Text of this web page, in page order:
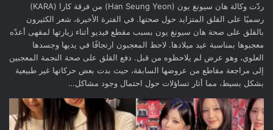
ردّت وكالة هان سيونغ يون (Han Seung Yeon) من فرقة كارا (KARA)
رسميًا على القلق المتزايد حول صحتها. في الفترة الأخيرة، شعر الكثيرون
بالقلق على صحة هان سيونغ يون بسبب مقطع فيديو أثناء زيارتها لمقهى أعدّه
معجبوها بمناسبة عيد ميلادها. لاحظ المعجبون ارتجافًا في يديها وجسدها
العلوي، وهو عرض لم يلاحظوه من قبل. دفع القلق على صحة النجمة المعجبين
إلى مراجعة مقاطع من عروضها السابقة، حيث بدت بعض حركاتها غير طبيعية
بشكل بسيط، مما أثار تساؤلات حول احتمال وجود مشاكل…